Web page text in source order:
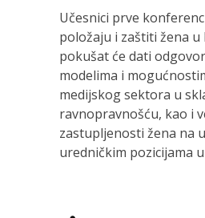
Učesnici prve
položaju i zaštiti žena u
pokušat će dati
modelima i
medijskog sektora u
ravnopravnošću, kao i
zastupljenosti žena na
uredničkim pozicijama